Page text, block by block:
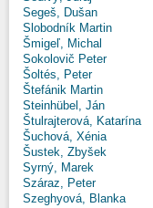
Segeš, Dušan
Slobodník Martin
Šmigeľ, Michal
Sokolovič Peter
Šoltés, Peter
Štefánik Martin
Steinhübel, Ján
Štulrajterová, Katarína
Šuchová, Xénia
Šustek, Zbyšek
Syrný, Marek
Száraz, Peter
Szeghyová, Blanka